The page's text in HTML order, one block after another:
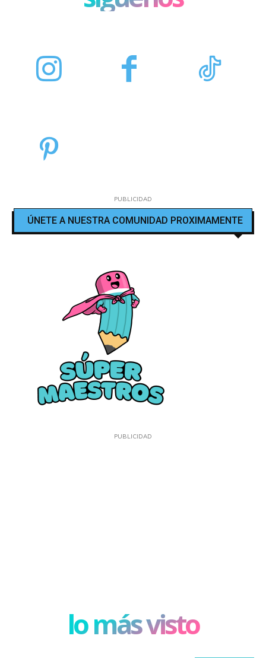
PUBLICIDAD
ÚNETE A NUESTRA COMUNIDAD PROXIMAMENTE
PUBLICIDAD
lo más visto